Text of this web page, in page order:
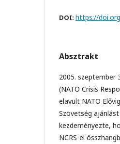
DOI: https://
Absztrakt
2005. szeptember
(NATO Crisis
elavult NATO
Szövetség
kezdeményezte,
NCRS-el